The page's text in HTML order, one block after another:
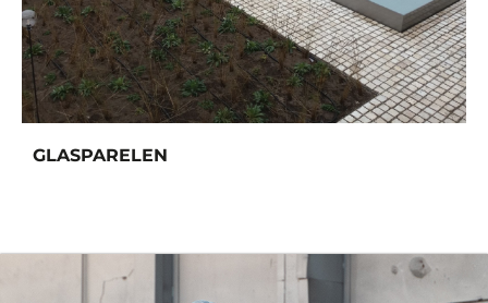
GLASPARELEN